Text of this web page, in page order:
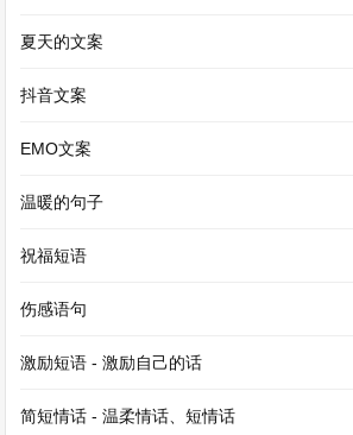
后，激动地跪下，高呼：“少爷，
了。”原来，宇轩是远方一个富贵
宇轩望着这些陌生却又似乎熟悉的
任，催促他跟他们回去。宇轩看着
纠结与不舍。晓萱强忍着心中
走吧。”晓萱摇了摇头：“我属于这
夏天的文案
抖音文案
EMO文案
温暖的句子
祝福短语
伤感语句
激励短语 - 激励自己的话
简短情话 - 温柔情话、短情话